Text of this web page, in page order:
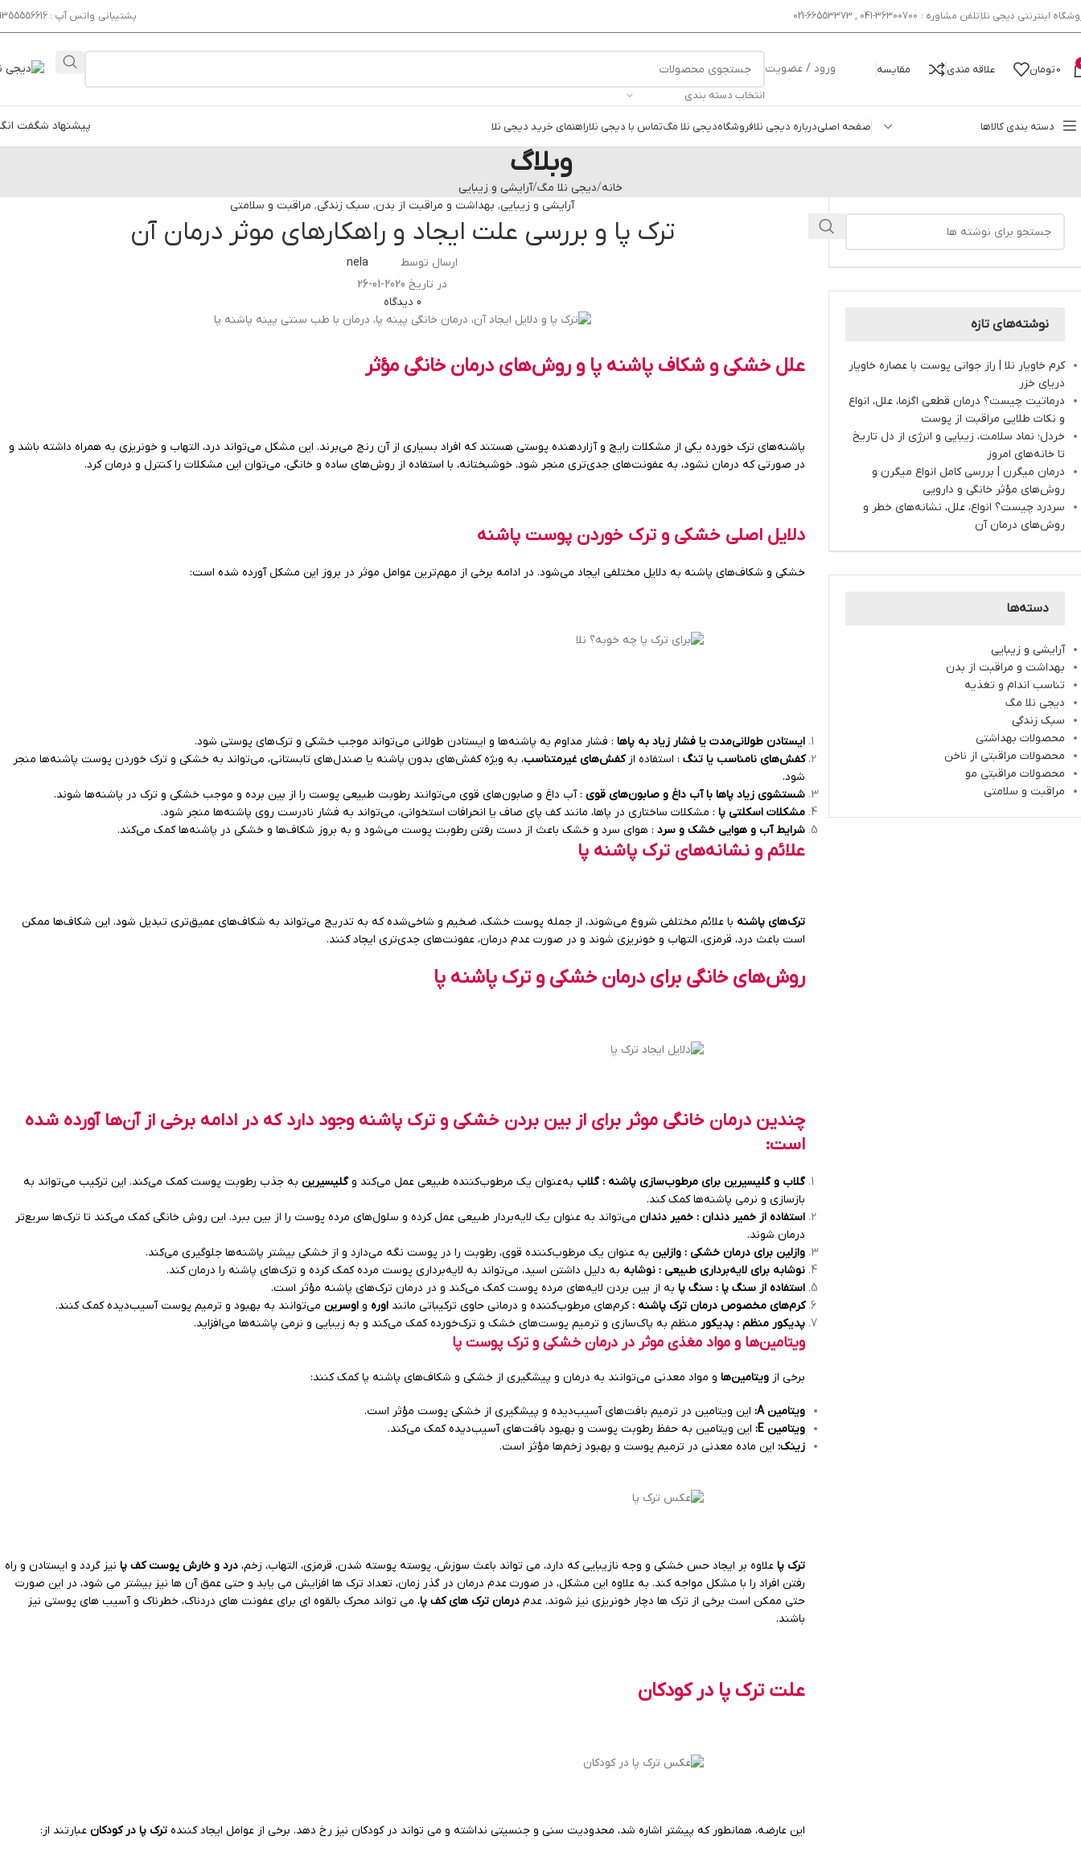
اینترنتی دیجی نلاتلفن مشاوره : 36300700-041 , 66553373-021 پشتیبانی واتس آپ : 09355556616
0تومان علاقه مندی مقایسه ورود / عضویت
انتخاب دسته بندی
دسته بندی کالاها صفحه اصلیدرباره دیجی نلافروشگاهدیجی نلا مگتماس با دیجی نلاراهنمای خرید دیجی نلا پیشنهاد شگفت
وبلاگ
خانه دیجی نلا مگ آرایشی و زیبایی
نوشته‌های تازه
کرم خاویار نلا | راز جوانی پوست با عصاره خاویار
دریای خزر
درماتیت چیست؟ درمان قطعی اگزما، علل، انواع
و نکات طلایی مراقبت از پوست
خردل؛ نماد سلامت، زیبایی و انرژی از دل تاریخ
تا خانه‌های امروز
درمان میگرن | بررسی کامل انواع میگرن و
روش‌های مؤثر خانگی و دارویی
سردرد چیست؟ انواع، علل، نشانه‌های خطر و
روش‌های درمان آن
دسته‌ها
آرایشی و زیبایی
بهداشت و مراقبت از بدن
تناسب اندام و تغذیه
دیجی نلا مگ
سبک زندگی
محصولات بهداشتی
محصولات مراقبتی از ناخن
محصولات مراقبتی مو
مراقبت و سلامتی
آرایشی و زیبایی, بهداشت و مراقبت از بدن, سبک زندگی, مراقبت و سلامتی
ترک پا و بررسی علت ایجاد و راهکارهای موثر درمان آن
ارسال توسط
nela
در تاریخ 2020-01-26
0 دیدگاه
علل خشکی و شکاف پاشنه پا و روش‌های درمان خانگی مؤثر
پاشنه‌های ترک خورده یکی از مشکلات رایج و آزاردهنده پوستی هستند که افراد بسیاری از آن رنج می‌برند. این مشکل می‌تواند درد، التهاب و خونریزی به همراه داشته باشد و
در صورتی که درمان نشود، به عفونت‌های جدی‌تری منجر شود. خوشبختانه، با استفاده از روش‌های ساده و خانگی، می‌توان این مشکلات را کنترل و درمان کرد.
دلایل اصلی خشکی و ترک خوردن پوست پاشنه
خشکی و شکاف‌های پاشنه به دلایل مختلفی ایجاد می‌شود. در ادامه برخی از مهم‌ترین عوامل موثر در بروز این مشکل آورده شده است:
ایستادن طولانی‌مدت یا فشار زیاد به پاها : فشار مداوم به پاشنه‌ها و ایستادن طولانی می‌تواند موجب خشکی و ترک‌های پوستی شود.
کفش‌های نامناسب یا تنگ : استفاده ازکفش‌های غیرمتناسب، به ویژه کفش‌های بدون پاشنه یا صندل‌های تابستانی، می‌تواند به خشکی و ترک خوردن پوست پاشنه‌ها منجر
شود.
شستشوی زیاد پاها با آب داغ و صابون‌های قوی : آب داغ و صابون‌های قوی می‌توانند رطوبت طبیعی پوست را از بین برده و موجب خشکی و ترک در پاشنه‌ها شوند.
مشکلات اسکلتی پا : مشکلات ساختاری در پاها، مانند کف پای صاف یا انحرافات استخوانی، می‌تواند به فشار نادرست روی پاشنه‌ها منجر شود.
شرایط آب و هوایی خشک و سرد : هوای سرد و خشک باعث از دست رفتن رطوبت پوست می‌شود و به بروز شکاف‌ها و خشکی در پاشنه‌ها کمک می‌کند.
علائم و نشانه‌های ترک پاشنه پا
ترک‌های پاشنه با علائم مختلفی شروع می‌شوند، از جمله پوست خشک، ضخیم و شاخی‌شده که به تدریج می‌تواند به شکاف‌های عمیق‌تری تبدیل شود. این شکاف‌ها ممکن
است باعث درد، قرمزی، التهاب و خونریزی شوند و در صورت عدم درمان، عفونت‌های جدی‌تری ایجاد کنند.
روش‌های خانگی برای درمان خشکی و ترک پاشنه پا
چندین درمان خانگی موثر برای از بین بردن خشکی و ترک پاشنه وجود دارد که در ادامه برخی از آن‌ها آورده شده
است:
گلاب و گلیسیرین برای مرطوب‌سازی پاشنه : گلاب به‌عنوان یک مرطوب‌کننده طبیعی عمل می‌کند وگلیسیرین به جذب رطوبت پوست کمک می‌کند. این ترکیب می‌تواند به
بازسازی و نرمی پاشنه‌ها کمک کند.
استفاده از خمیر دندان : خمیر دندان می‌تواند به عنوان یک لایه‌بردار طبیعی عمل کرده و سلول‌های مرده پوست را از بین ببرد. این روش خانگی کمک می‌کند تا ترک‌ها سریع‌تر
درمان شوند.
وازلین برای درمان خشکی : وازلین به عنوان یک مرطوب‌کننده قوی، رطوبت را در پوست نگه می‌دارد و از خشکی بیشتر پاشنه‌ها جلوگیری می‌کند.
نوشابه برای لایه‌برداری طبیعی : نوشابه به دلیل داشتن اسید، می‌تواند به لایه‌برداری پوست مرده کمک کرده و ترک‌های پاشنه را درمان کند.
استفاده از سنگ پا : سنگ پا به از بین بردن لایه‌های مرده پوست کمک می‌کند و در درمان ترک‌های پاشنه مؤثر است.
کرم‌های مخصوص درمان ترک پاشنه :کرم‌های مرطوب‌کننده و درمانی حاوی ترکیباتی ماننداوره واوسرین می‌توانند به بهبود و ترمیم پوست آسیب‌دیده کمک کنند.
پدیکور منظم : پدیکور منظم به پاک‌سازی و ترمیم پوست‌های خشک و ترک‌خورده کمک می‌کند و به زیبایی و نرمی پاشنه‌ها می‌افزاید.
ویتامین‌ها و مواد مغذی موثر در درمان خشکی و ترک پوست پا
برخی ازویتامین‌ها و مواد معدنی می‌توانند به درمان و پیشگیری از خشکی و شکاف‌های پاشنه پا کمک کنند:
ویتامینA:
این ویتامین در ترمیم بافت‌های آسیب‌دیده و پیشگیری از خشکی پوست مؤثر است.
ویتامین E:
این ویتامین به حفظ رطوبت پوست و بهبود بافت‌های آسیب‌دیده کمک می‌کند.
زینک: این ماده معدنی در ترمیم پوست و بهبود زخم‌ها مؤثر است.
ترک پا علاوه بر ایجاد حس خشکی و وجه نازیبایی که دارد، می تواند باعث سوزش، پوسته پوسته شدن، قرمزی، التهاب، زخم،درد و خارش پوست کف پا نیز گردد و ایستادن و راه
رفتن افراد را با مشکل مواجه کند. به علاوه این مشکل، در صورت عدم درمان در گذر زمان، تعداد ترک ها افزایش می یابد و حتی عمق آن ها نیز بیشتر می شود، در این صورت
حتی ممکن است برخی از ترک ها دچار خونریزی نیز شوند. عدمدرمان ترک های کف پا، می تواند محرک بالقوه ای برای عفونت های دردناک، خطرناک و آسیب های پوستی نیز
باشند.
علت ترک پا در کودکان
این عارضه، همانطور که پیشتر اشاره شد، محدودیت سنی و جنسیتی نداشته و می تواند در کودکان نیز رخ دهد. برخی از عوامل ایجاد کنندهترک پا در کودکان عبارتند از: